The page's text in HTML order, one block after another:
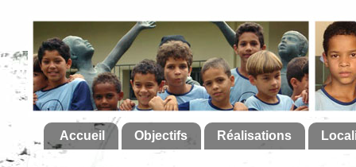
Accueil Objectifs Réalisations